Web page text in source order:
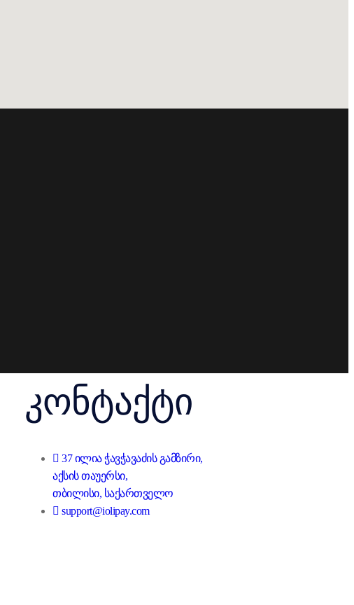
კონტაქტი
37 ილია ჭავჭავაძის გამზირი,
აქსის თაუერსი,
თბილისი, საქართველო
support@iolipay.com